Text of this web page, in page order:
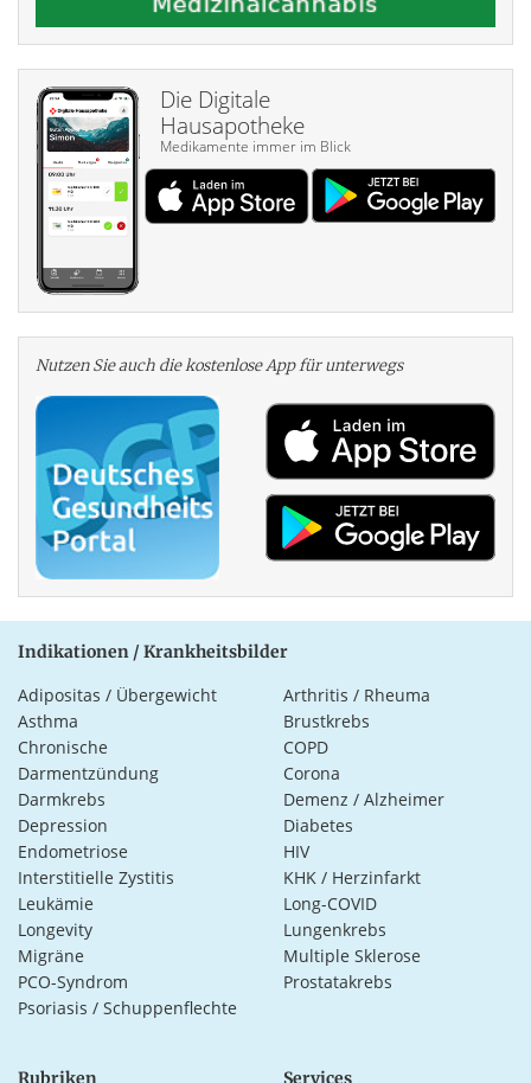
Die Digitale
Hausapotheke
Medikamente immer im Blick
Nutzen Sie auch die kosten­lose App für unterwegs
Indikationen / Krankheitsbilder
Adipositas / Übergewicht
Arthritis / Rheuma
Asthma
Brustkrebs
Chronische
Darmentzündung
COPD
Corona
Darmkrebs
Demenz / Alzheimer
Depression
Diabetes
Endometriose
HIV
Interstitielle Zystitis
KHK / Herzinfarkt
Leukämie
Long-COVID
Longevity
Lungenkrebs
Migräne
Multiple Sklerose
PCO-Syndrom
Prostatakrebs
Psoriasis / Schuppenflechte
Rubriken Services